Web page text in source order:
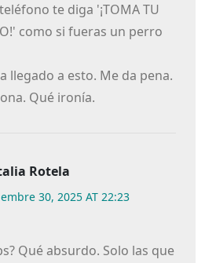
te diga '¡TOMA TU
como si fueras un perro
llegado a esto. Me da pena.
Qué ironía.
Rotela
30, 2025 AT 22:23
Qué absurdo. Solo las que